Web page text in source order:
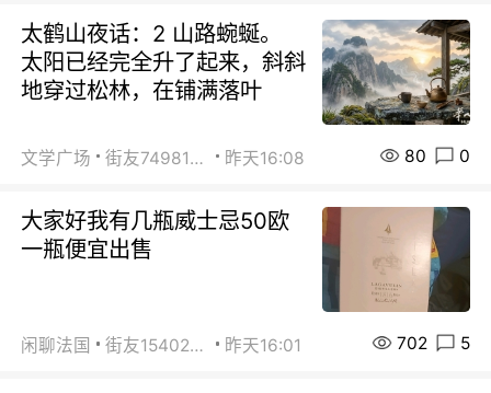
太鹤山夜话：2 山路蜿蜒。
太阳已经完全升了起来，斜斜
地穿过松林，在铺满落叶
文学广场 街友74981146 昨天16:08 80 0
大家好我有几瓶威士忌50欧
一瓶便宜出售
闲聊法国 街友15402223 昨天16:01 702 5